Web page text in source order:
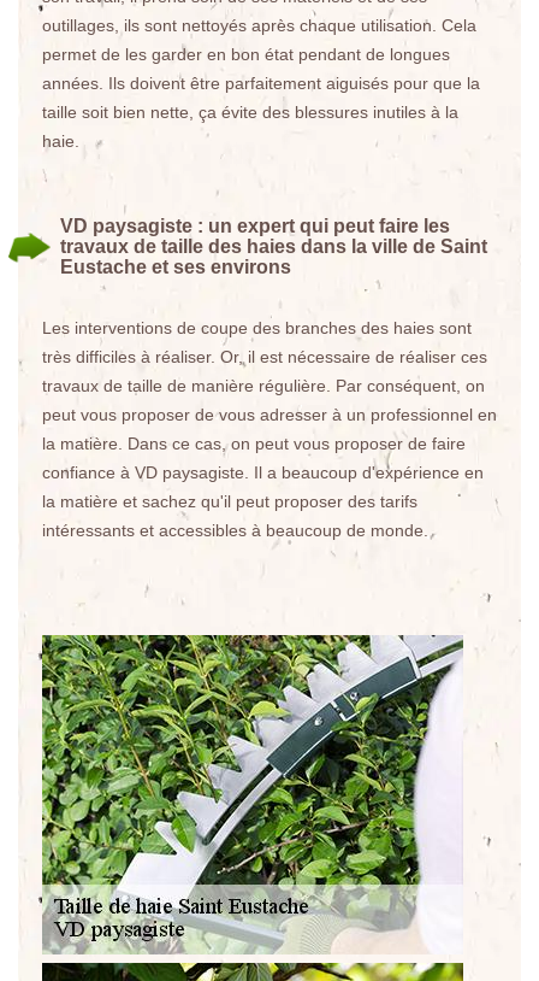
outillages, ils sont nettoyés après chaque utilisation. Cela
permet de les garder en bon état pendant de longues
années. Ils doivent être parfaitement aiguisés pour que la
taille soit bien nette, ça évite des blessures inutiles à la
haie.
VD paysagiste : un expert qui peut faire les
travaux de taille des haies dans la ville de Saint
Eustache et ses environs
Les interventions de coupe des branches des haies sont
très difficiles à réaliser. Or, il est nécessaire de réaliser ces
travaux de taille de manière régulière. Par conséquent, on
peut vous proposer de vous adresser à un professionnel en
la matière. Dans ce cas, on peut vous proposer de faire
confiance à VD paysagiste. Il a beaucoup d'expérience en
la matière et sachez qu'il peut proposer des tarifs
intéressants et accessibles à beaucoup de monde.